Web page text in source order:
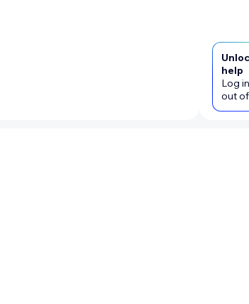
help
Log
out